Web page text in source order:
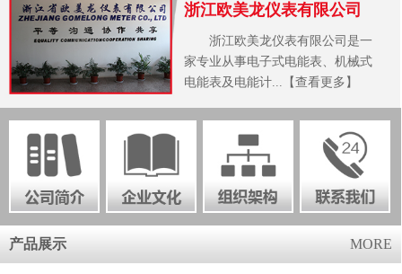
浙江欧美龙仪表有限公司
浙江欧美龙仪表有限公司是一
家专业从事电子式电能表、机械式
电能表及电能计...【查看更多】
产品展示 MORE